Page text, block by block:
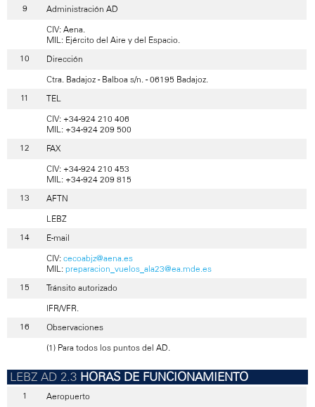
Administración AD
CIV: Aena.
MIL: Ejército del Aire y del Espacio.
Dirección
Ctra. Badajoz - Balboa s/n. - 06195 Badajoz.
TEL
CIV: +34-924 210 406
MIL: +34-924 209 500
FAX
CIV: +34-924 210 453
MIL: +34-924 209 815
AFTN
LEBZ
E-mail
CIV: cecoabjz@aena.es
MIL: preparacion_vuelos_ala23@ea.mde.es
Tránsito autorizado
IFR/VFR.
Observaciones
(1) Para todos los puntos del AD.
HORAS DE FUNCIONAMIENTO
Aeropuerto